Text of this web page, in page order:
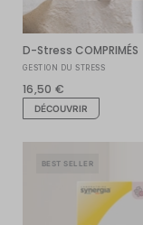
D-Stress COMPRIMÉS
GESTION DU STRESS
16,50 €
DÉCOUVRIR
BEST SELLER